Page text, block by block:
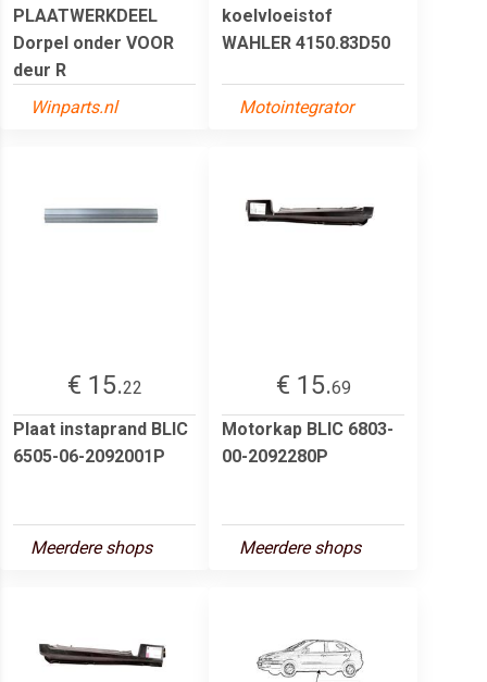
PLAATWERKDEEL
Dorpel onder VOOR
deur R
Winparts.nl
koelvloeistof
WAHLER 4150.83D50
Motointegrator
€ 15.22
Plaat instaprand BLIC
6505-06-2092001P
Meerdere shops
€ 15.69
Motorkap BLIC 6803-
00-2092280P
Meerdere shops